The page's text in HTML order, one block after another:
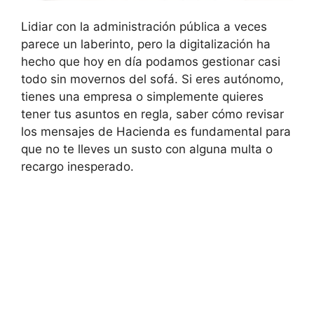
Lidiar con la administración pública a veces
parece un laberinto, pero la digitalización ha
hecho que hoy en día podamos gestionar casi
todo sin movernos del sofá. Si eres autónomo,
tienes una empresa o simplemente quieres
tener tus asuntos en regla, saber cómo revisar
los mensajes de Hacienda es fundamental para
que no te lleves un susto con alguna multa o
recargo inesperado.